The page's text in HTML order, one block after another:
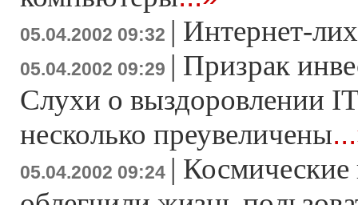
05.04.2002 09:32 | Интернет-
05.04.2002 09:29 | Призрак
Слухи о выздоровлении
несколько преувеличены
05.04.2002 09:24 | Космические